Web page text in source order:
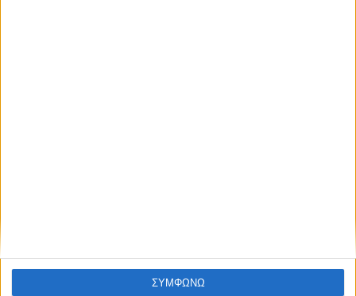
ΣΥΜΦΩΝΩ
Blog kritikes-aggelies.gr